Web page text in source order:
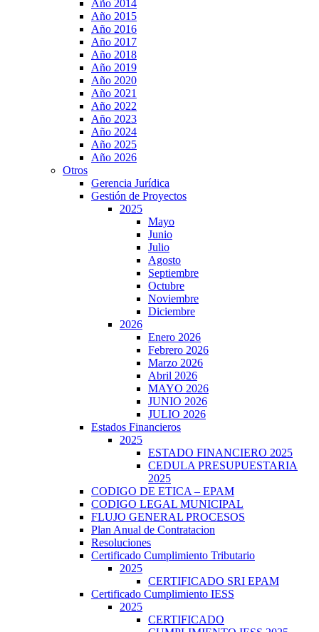
Año 2014
Año 2015
Año 2016
Año 2017
Año 2018
Año 2019
Año 2020
Año 2021
Año 2022
Año 2023
Año 2024
Año 2025
Año 2026
Otros
Gerencia Jurídica
Gestión de Proyectos
2025
Mayo
Junio
Julio
Agosto
Septiembre
Octubre
Noviembre
Diciembre
2026
Enero 2026
Febrero 2026
Marzo 2026
Abril 2026
MAYO 2026
JUNIO 2026
JULIO 2026
Estados Financieros
2025
ESTADO FINANCIERO 2025
CEDULA PRESUPUESTARIA
2025
CODIGO DE ETICA – EPAM
CODIGO LEGAL MUNICIPAL
FLUJO GENERAL PROCESOS
Plan Anual de Contratacion
Resoluciones
Certificado Cumplimiento Tributario
2025
CERTIFICADO SRI EPAM
Certificado Cumplimiento IESS
2025
CERTIFICADO